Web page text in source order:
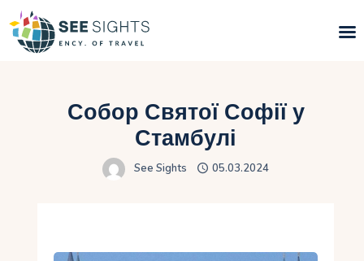
Типи Турів
Інфо
Собор Святої Софії у
Стамбулі
See Sights 05.03.2024